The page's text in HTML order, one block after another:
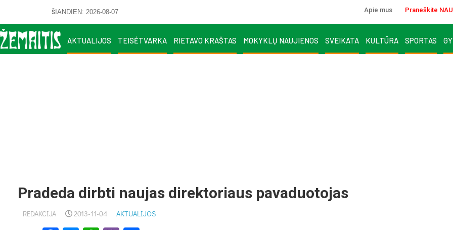
ŠIANDIEN: 2026-08-07 Apie mus Praneškite
AKTUALIJOS TEISĖTVARKA RIETAVO KRAŠTAS MOKYKLŲ NAUJIENOS SVEIKATA KULTŪRA SPORTAS
Pradeda dirbti naujas direktoriaus pavaduotojas
REDAKCIJA 2013-11-04 AKTUALIJOS